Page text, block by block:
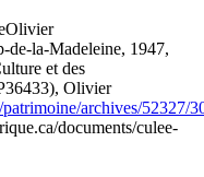
Olivier
de-la-Madeleine, 1947,
et des
Olivier
archives/52327/
documents/culee-